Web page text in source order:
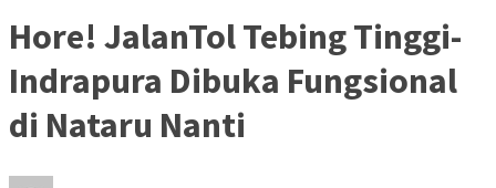
Hore! JalanTol Tebing Tinggi-
Indrapura Dibuka Fungsional
di Nataru Nanti